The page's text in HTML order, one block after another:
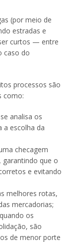
(por meio de
estradas e
curtos — entre
caso do
processos são
como:
analisa os
a escolha da
checagem
que o
e evitando
melhores rotas,
mercadorias;
os
são
de menor porte